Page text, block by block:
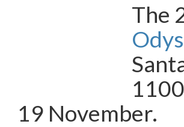
The
19 November.